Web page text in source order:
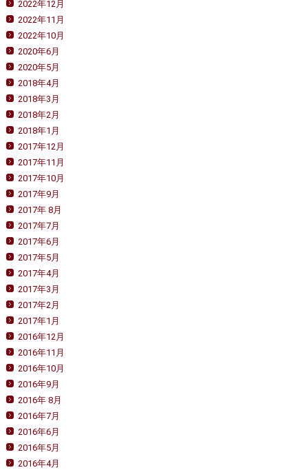
2022年12月
2022年11月
2022年10月
2020年6月
2020年5月
2018年4月
2018年3月
2018年2月
2018年1月
2017年12月
2017年11月
2017年10月
2017年9月
2017年 8月
2017年7月
2017年6月
2017年5月
2017年4月
2017年3月
2017年2月
2017年1月
2016年12月
2016年11月
2016年10月
2016年9月
2016年 8月
2016年7月
2016年6月
2016年5月
2016年4月